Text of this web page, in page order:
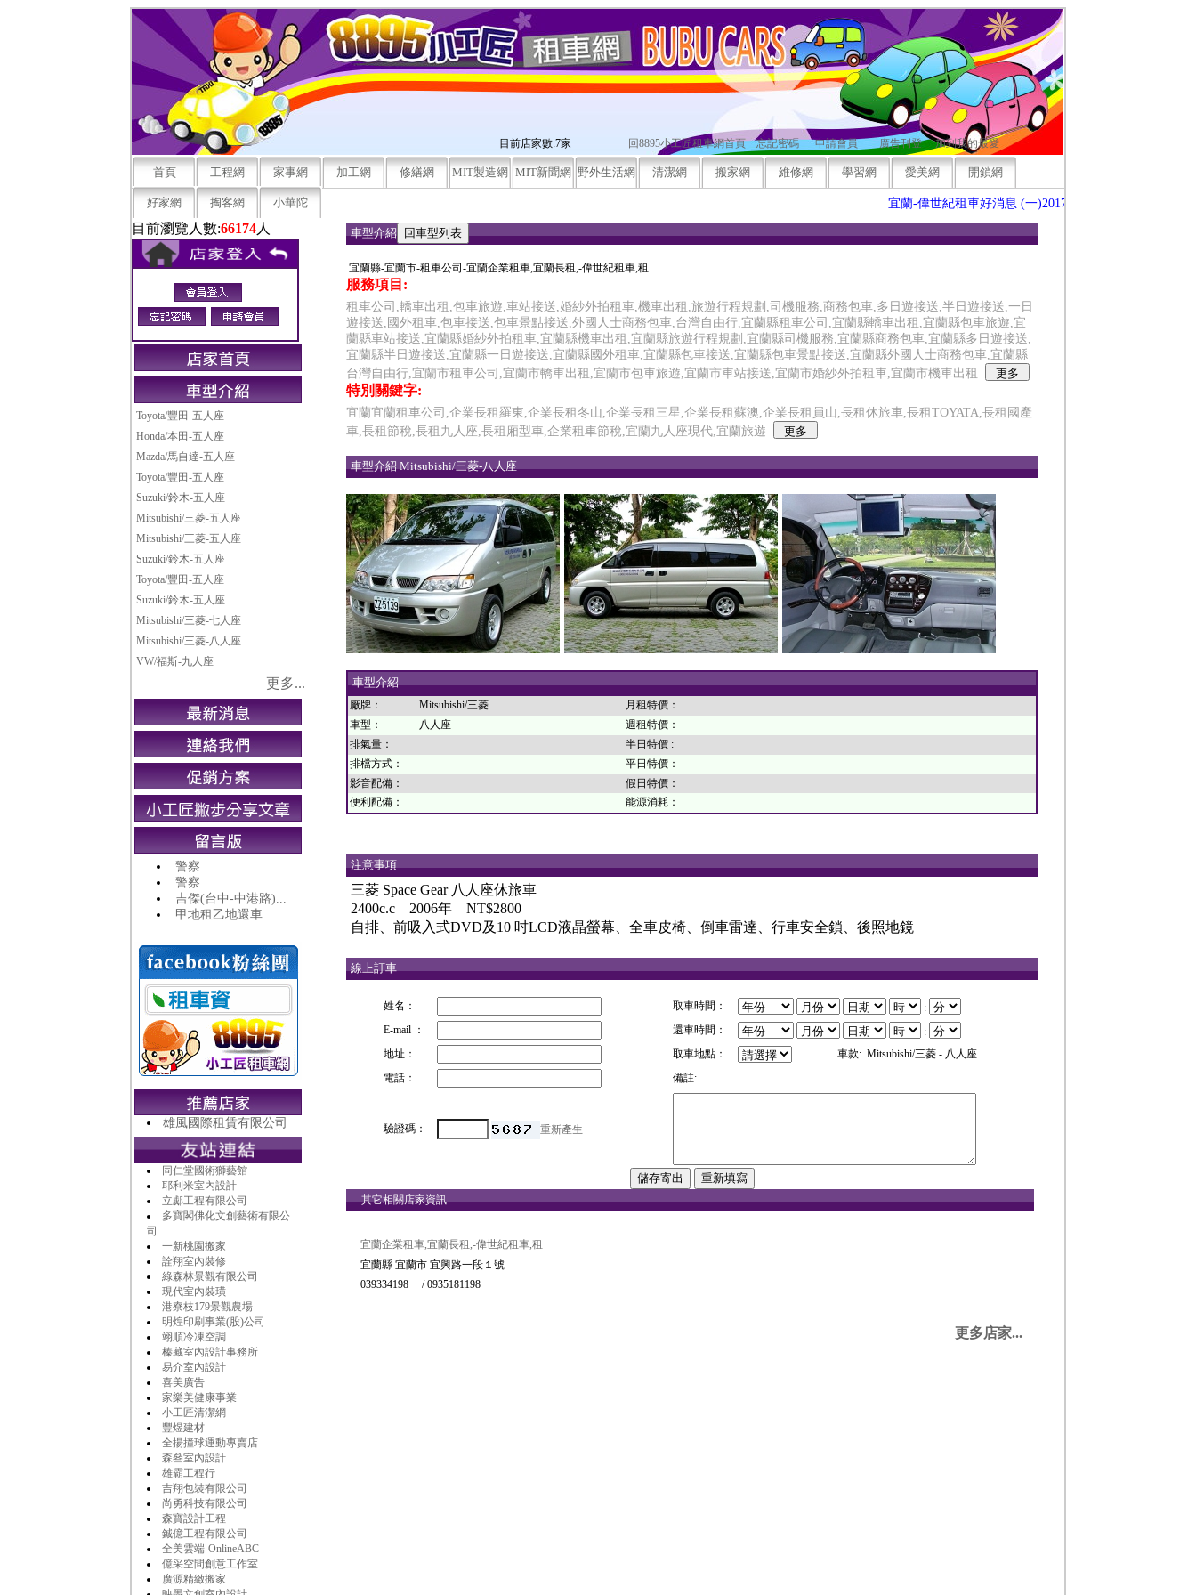
目前店家數:7家 回8895小工匠租車網首頁 忘記密碼 申請會員 廣告刊登 加到我的最愛
首頁 工程網 家事網 加工網 修繕網 MIT製造網 MIT新聞網 野外生活網 清潔網 搬家網 維修網 學習網 愛美網 開鎖網
好家網 掏客網 小華陀 宜蘭-偉世紀租車好消息 (一)2017春節租車預約優惠 (二)
目前瀏覽人數:66174人
Toyota/豐田-五人座
Honda/本田-五人座
Mazda/馬自達-五人座
Toyota/豐田-五人座
Suzuki/鈴木-五人座
Mitsubishi/三菱-五人座
Mitsubishi/三菱-五人座
Suzuki/鈴木-五人座
Toyota/豐田-五人座
Suzuki/鈴木-五人座
Mitsubishi/三菱-七人座
Mitsubishi/三菱-八人座
VW/福斯-九人座
更多...
警察
警察
吉傑(台中-中港路)...
甲地租乙地還車
雄風國際租賃有限公司
同仁堂國術獅藝館
耶利米室內設計
立郕工程有限公司
多寶閣佛化文創藝術有限公
司
一新桃園搬家
詮翔室內裝修
綠森林景觀有限公司
現代室內裝璜
港寮枝179景觀農場
明煌印刷事業(股)公司
翊順冷凍空調
榛藏室內設計事務所
易介室內設計
喜美廣告
家樂美健康事業
小工匠清潔網
豐煜建材
全揚撞球運動專賣店
森叄室內設計
雄霸工程行
吉翔包裝有限公司
尚勇科技有限公司
森寶設計工程
鋮億工程有限公司
全美雲端-OnlineABC
億采空間創意工作室
廣源精緻搬家
車型介紹
宜蘭縣-宜蘭市-租車公司-宜蘭企業租車,宜蘭長租,-偉世紀租車,租
服務項目:
租車公司,轎車出租,包車旅遊,車站接送,婚紗外拍租車,機車出租,旅遊行程規劃,司機服務,商務包車,多日遊接送,半日遊接送,一日
遊接送,國外租車,包車接送,包車景點接送,外國人士商務包車,台灣自由行,宜蘭縣租車公司,宜蘭縣轎車出租,宜蘭縣包車旅遊,宜
蘭縣車站接送,宜蘭縣婚紗外拍租車,宜蘭縣機車出租,宜蘭縣旅遊行程規劃,宜蘭縣司機服務,宜蘭縣商務包車,宜蘭縣多日遊接送,
宜蘭縣半日遊接送,宜蘭縣一日遊接送,宜蘭縣國外租車,宜蘭縣包車接送,宜蘭縣包車景點接送,宜蘭縣外國人士商務包車,宜蘭縣
台灣自由行,宜蘭市租車公司,宜蘭市轎車出租,宜蘭市包車旅遊,宜蘭市車站接送,宜蘭市婚紗外拍租車,宜蘭市機車出租
特別關鍵字:
宜蘭宜蘭租車公司,企業長租羅東,企業長租冬山,企業長租三星,企業長租蘇澳,企業長租員山,長租休旅車,長租TOYATA,長租國產
車,長租節稅,長租九人座,長租廂型車,企業租車節稅,宜蘭九人座現代,宜蘭旅遊
車型介紹 Mitsubishi/三菱-八人座
車型介紹
廠牌： Mitsubishi/三菱
月租特價：
車型：
八人座
週租特價：
排氣量：
半日特價 :
排檔方式：
平日特價：
影音配備：
假日特價：
便利配備：
能源消耗：
注意事項
三菱 Space Gear 八人座休旅車
2400c.c 2006年 NT$2800
自排、前吸入式DVD及10 吋LCD液晶螢幕、全車皮椅、倒車雷達、行車安全鎖、後照地鏡
線上訂車
姓名： 取車時間：
:
E-mail ：
還車時間：
:
地址：
取車地點：
車款: Mitsubishi/三菱 - 八人座
電話：
備註:
驗證碼： 重新產生
其它相關店家資訊
宜蘭企業租車,宜蘭長租,-偉世紀租車,租
宜蘭縣 宜蘭市 宜興路一段１號
039334198 / 0935181198
更多店家...